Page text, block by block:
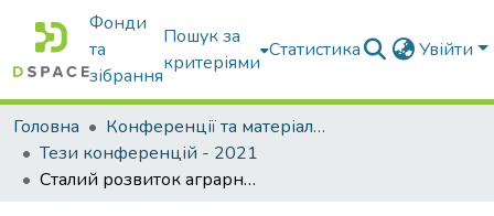
Фонди
та
зібрання
Пошук за
критеріями
Статистика Увійти
Головна
Конференції та матеріали конференцій
Тези конференцій - 2021
Сталий розвиток аграрного сектору України та його інформаційне забезпечення